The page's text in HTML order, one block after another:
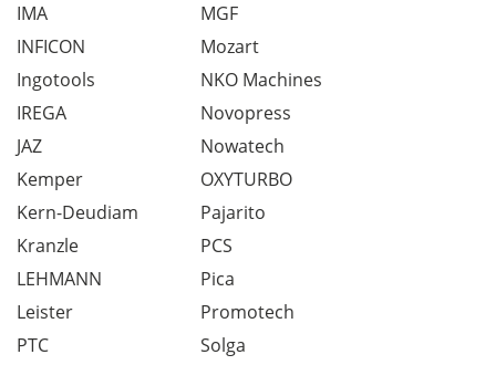
IMA
INFICON
Ingotools
IREGA
JAZ
Kemper
Kern-Deudiam
Kranzle
LEHMANN
Leister
MGF
Mozart
NKO Machines
Novopress
Nowatech
OXYTURBO
Pajarito
PCS
Pica
Promotech
PTC
Solga